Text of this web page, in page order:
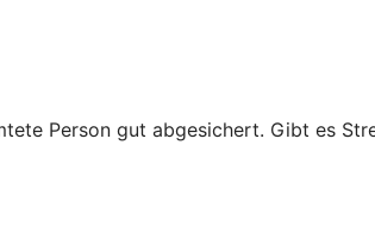
Person gut abgesichert. Gibt es